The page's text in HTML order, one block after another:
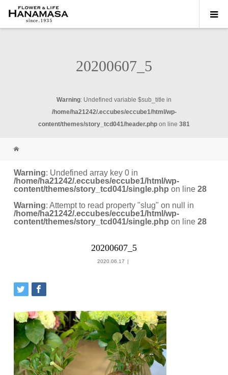
20200607_5
Warning: Undefined variable $sub_title in
/home/ha21242/.eccubes/eccube1/html/wp-
content/themes/story_tcd041/header.php on line 381
Warning: Undefined array key 0 in
/home/ha21242/.eccubes/eccube1/html/wp-
content/themes/story_tcd041/single.php on line28
Warning: Attempt to read property "slug" on null in
/home/ha21242/.eccubes/eccube1/html/wp-
content/themes/story_tcd041/single.php on line28
20200607_5
2020.06.17